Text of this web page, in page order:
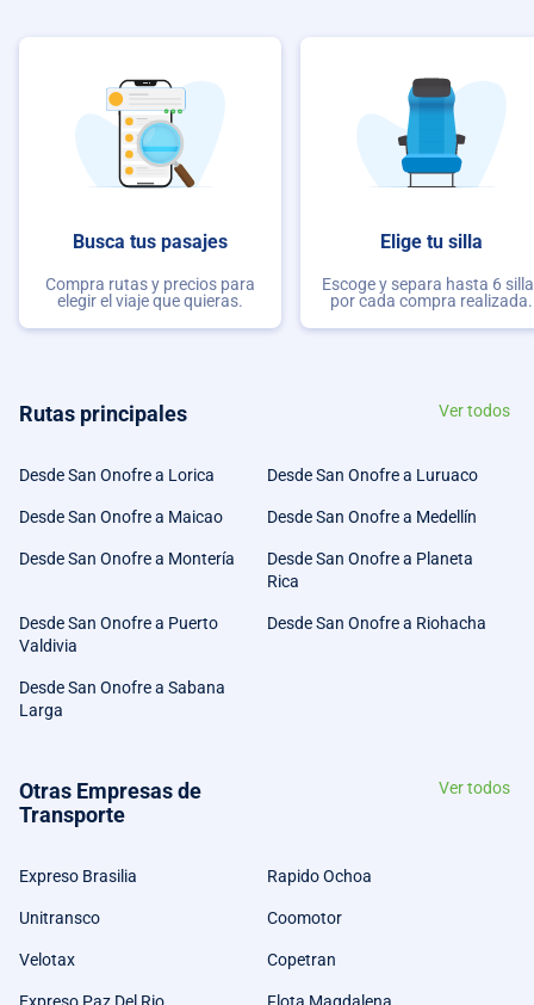
Busca tus pasajes
Compra rutas y precios para
elegir el viaje que quieras.
Elige tu silla
Escoge y separa hasta 6
por cada compra realizada.
Rutas principales Ver todos
Desde San Onofre a Lorica Desde San Onofre a Luruaco
Desde San Onofre a Maicao Desde San Onofre a Medellín
Desde San Onofre a Montería
Desde San Onofre a Planeta
Rica
Desde San Onofre a Puerto
Valdivia
Desde San Onofre a Riohacha
Desde San Onofre a Sabana
Larga
Otras Empresas de
Transporte
Ver todos
Expreso Brasilia Rapido Ochoa
Unitransco Coomotor
Velotax Copetran